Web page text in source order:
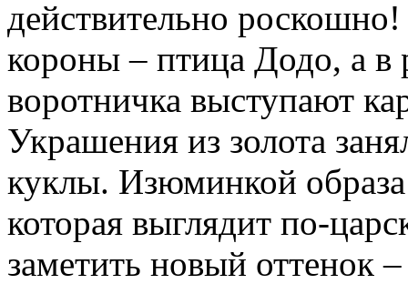
действительно
короны – птица Додо, а в
воротничка выступают
Украшения из золота
куклы. Изюминкой образа
которая выглядит по-
заметить новый оттенок